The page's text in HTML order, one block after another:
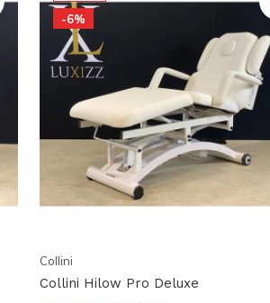
-6%
Collini
Collini Hilow Pro Deluxe